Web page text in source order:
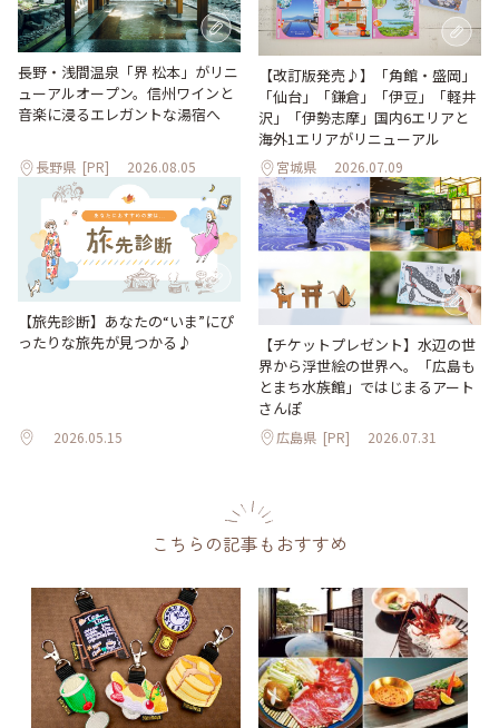
長野・浅間温泉「界 松本」がリニ
ューアルオープン。信州ワインと
音楽に浸るエレガントな湯宿へ
長野県 [PR] 2026.08.05
【改訂版発売♪】「角館・盛岡」
「仙台」「鎌倉」「伊豆」「軽井
沢」「伊勢志摩」国内6エリアと
海外1エリアがリニューアル
宮城県 2026.07.09
【旅先診断】あなたの“いま”にぴ
ったりな旅先が見つかる♪
2026.05.15
【チケットプレゼント】水辺の世
界から浮世絵の世界へ。「広島も
とまち水族館」ではじまるアート
さんぽ
広島県 [PR] 2026.07.31
こちらの記事もおすすめ